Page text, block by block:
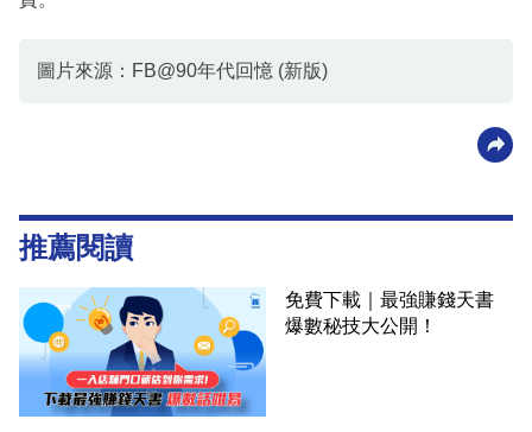
圖片來源：FB@90年代回憶 (新版)
推薦閱讀
免費下載｜最強賺錢天書
爆數秘技大公開！